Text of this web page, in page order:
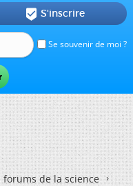
Se souvenir de moi ?
 S'inscrire
forums de la science